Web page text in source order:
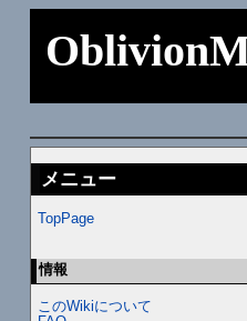
メニュー
TopPage
情報
このWikiについて